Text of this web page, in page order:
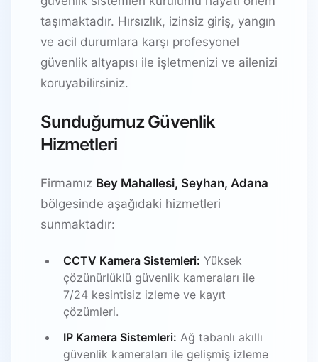
taşımaktadır. Hırsızlık, izinsiz giriş, yangın
ve acil durumlara karşı profesyonel
güvenlik altyapısı ile işletmenizi ve ailenizi
koruyabilirsiniz.
Sunduğumuz Güvenlik
Hizmetleri
Firmamız Bey Mahallesi, Seyhan, Adana
bölgesinde aşağıdaki hizmetleri
sunmaktadır:
CCTV Kamera Sistemleri: Yüksek
çözünürlüklü güvenlik kameraları ile
7/24 kesintisiz izleme ve kayıt
çözümleri.
IP Kamera Sistemleri: Ağ tabanlı akıllı
güvenlik kameraları ile gelişmiş izleme